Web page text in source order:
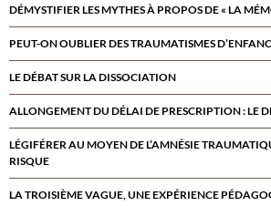
DÉMYSTIFIER LES MYTHES À PROPOS DE « LA
PEUT-ON OUBLIER DES TRAUMATISMES
LE DÉBAT SUR LA DISSOCIATION
ALLONGEMENT DU DÉLAI DE PRESCRIPTION : LE
LÉGIFÉRER AU MOYEN DE L’AMNÉSIE
RISQUE
LA TROISIÈME VAGUE, UNE EXPÉRIENCE